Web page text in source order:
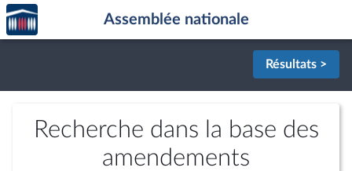
Aller au contenu
Aller en bas de la page
Accèder
à la
page
Assemblée nationale
Résultats >
Recherche dans la base des
amendements